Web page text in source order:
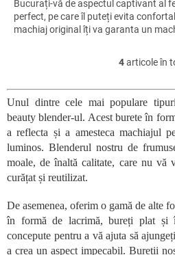
Bucurați-vă de aspectul captivant al
perfect, pe care îl puteți evita
machiaj original îți va garanta un
C
n
t
r
o
l
u
s
t
ă
r
4articole în
Unul dintre cele mai populare
beauty blender-ul. Acest burete în
a reflecta și a amesteca machiajul
luminos. Blenderul nostru de
moale, de înaltă calitate, care nu vă
curățat și reutilizat.
De asemenea, oferim o gamă de alte
în formă de lacrimă, bureți plat și
concepute pentru a vă ajuta să
a crea un aspect impecabil. Bureții